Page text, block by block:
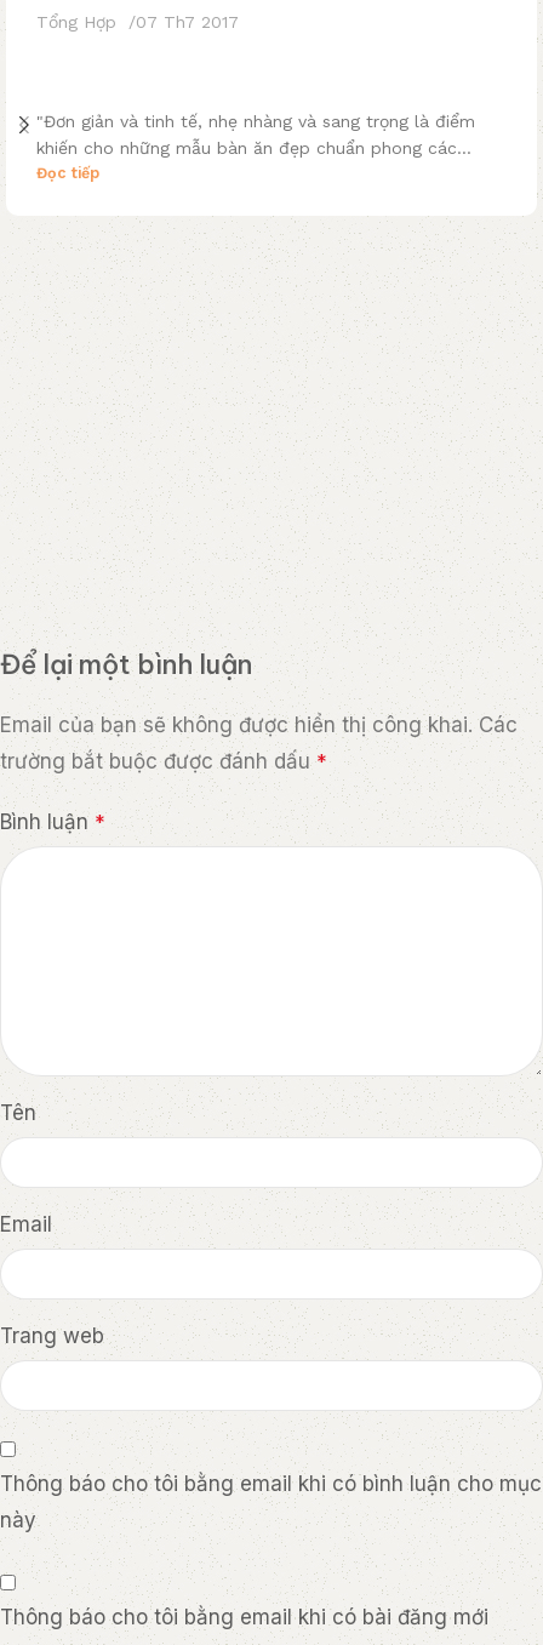
Tổng Hợp 07 Th7 2017
"Đơn giản và tinh tế, nhẹ nhàng và sang trọng là điểm
khiến cho những mẫu bàn ăn đẹp chuẩn phong các...
Đọc tiếp
Để lại một bình luận
Email của bạn sẽ không được hiển thị công khai. Các
trường bắt buộc được đánh dấu*
Bình luận *
Tên
Email
Trang web
Thông báo cho tôi bằng email khi có bình luận cho mục
này
Thông báo cho tôi bằng email khi có bài đăng mới